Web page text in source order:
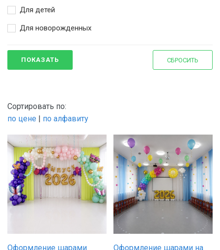
Для детей
Для новорожденных
ПОКАЗАТЬ СБРОСИТЬ
Сортировать по:
по цене | по алфавиту
Оформление шарами
Оформление шарами на